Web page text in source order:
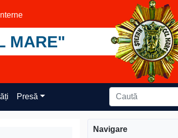
MARE"
Presă
Navigare